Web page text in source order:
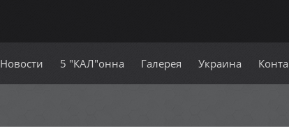
Новости 5 "КАЛ"онна Галерея Украина